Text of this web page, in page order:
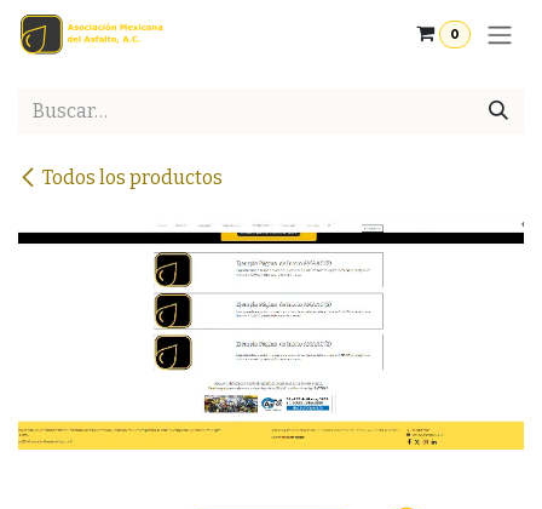
Ir al contenido
0
Todos los productos